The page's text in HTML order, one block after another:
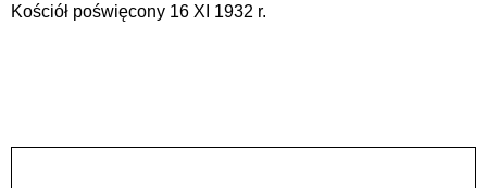
Kościół poświęcony 16 XI 1932 r.